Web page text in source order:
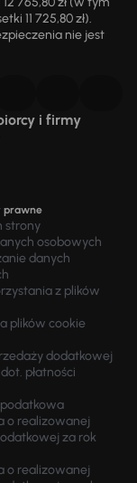
11 725,80 zł).
nie jest
i firmy
prawne
strony
osobowych
danych
z plików
plików cookie
dodatkowej
płatności
o realizowanej
za rok
o realizowanej